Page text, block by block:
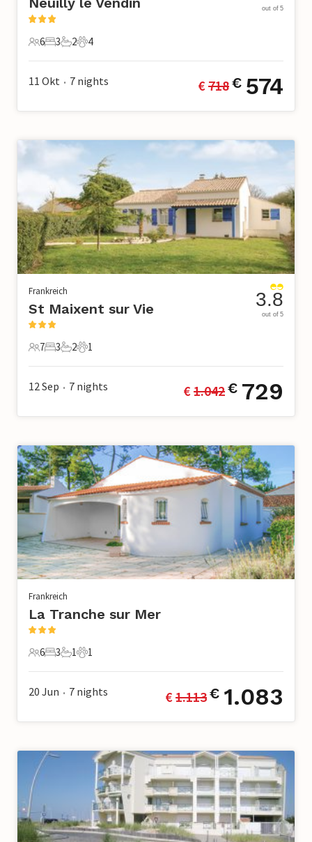
6 Gäste
6
3 Schlafzimmer
3
2 Badezimmer
2
4 Haustiere
4
out of 5
11 Okt • 7 nights € 718€ 574
Frankreich
St Maixent sur Vie
7 Gäste
7
3 Schlafzimmer
3
2 Badezimmer
2
1 Haustier
1
3.8
out of 5
12 Sep • 7 nights € 1.042€ 729
Frankreich
La Tranche sur Mer
6 Gäste
6
3 Schlafzimmer
3
1 Badezimmer
1
1 Haustier
1
20 Jun • 7 nights € 1.113€ 1.083